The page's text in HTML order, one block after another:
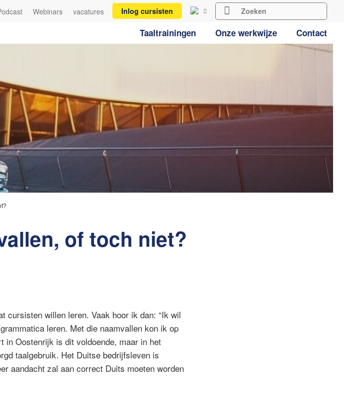
Webinars vacatures Inlog cursisten
Taaltrainingen Onze werkwijze Contact
of toch niet?
willen leren. Vaak hoor ik dan: “Ik wil
leren. Met die naamvallen kon ik op
in Oostenrijk is dit voldoende, maar in het
taalgebruik. Het Duitse bedrijfsleven is
aandacht zal aan correct Duits moeten worden